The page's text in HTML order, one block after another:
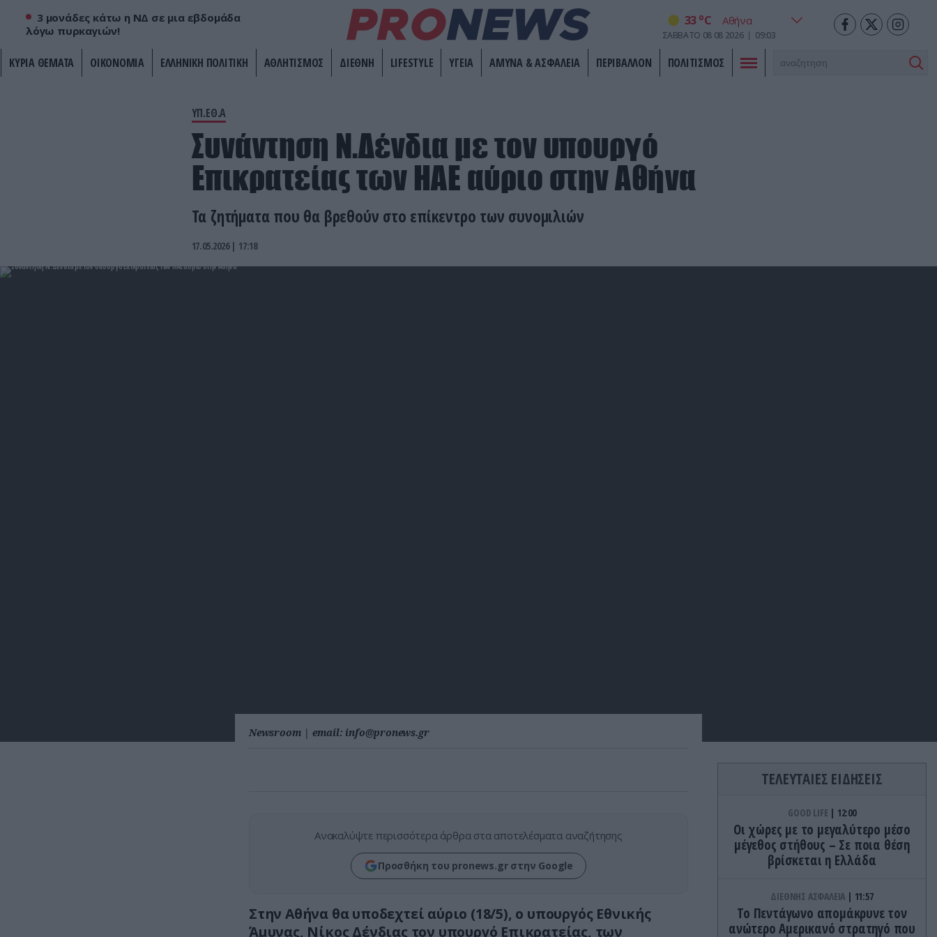
3 μονάδες κάτω η ΝΔ σε μια εβδομάδα
λόγω πυρκαγιών!
33 oC
ΣΑΒΒΑΤΟ 08 08 2026 09:03
ΚΥΡΙΑ ΘΕΜΑΤΑ ΟΙΚΟΝΟΜΙΑ ΕΛΛΗΝΙΚΗ ΠΟΛΙΤΙΚΗ ΑΘΛΗΤΙΣΜΟΣ ΔΙΕΘΝΗ LIFESTYLE ΥΓΕΙΑ ΑΜΥΝΑ & ΑΣΦΑΛΕΙΑ ΠΕΡΙΒΑΛΛΟΝ ΠΟΛΙΤΙΣΜΟΣ
ΥΠ.ΕΘ.Α
Συνάντηση Ν.Δένδια με τον υπουργό
Επικρατείας των ΗΑΕ αύριο στην Αθήνα
Τα ζητήματα που θα βρεθούν στο επίκεντρο των συνομιλιών
17.05.2026 | 17:18
Newsroom | email: info@pronews.gr
Ανακαλύψτε περισσότερα άρθρα στα αποτελέσματα αναζήτησης
Προσθήκη του pronews.gr στην Google
Στην Αθήνα θα υποδεχτεί αύριο (18/5), ο υπουργός Εθνικής
Άμυνας, Νίκος Δένδιας τον υπουργό Επικρατείας, των
ΤΕΛΕΥΤΑΙΕΣ ΕΙΔΗΣΕΙΣ
GOOD LIFE 12:00
Οι χώρες με το μεγαλύτερο μέσο
μέγεθος στήθους – Σε ποια θέση
βρίσκεται η Ελλάδα
ΔΙΕΘΝΗΣ ΑΣΦΑΛΕΙΑ 11:57
Το Πεντάγωνο απομάκρυνε τον
ανώτερο Αμερικανό στρατηγό που